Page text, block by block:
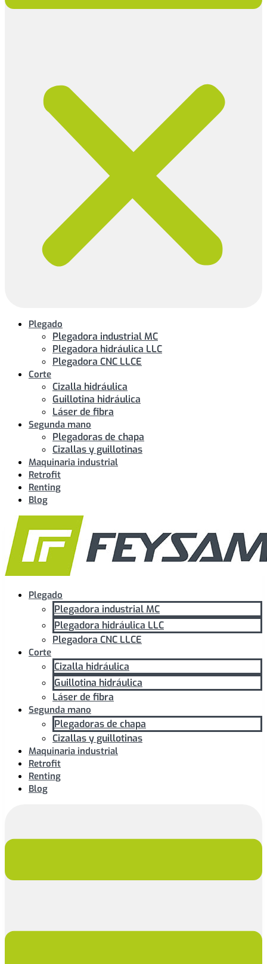
Plegado
Plegadora industrial MC
Plegadora hidráulica LLC
Plegadora CNC LLCE
Corte
Cizalla hidráulica
Guillotina hidráulica
Láser de fibra
Segunda mano
Plegadoras de chapa
Cizallas y guillotinas
Maquinaria industrial
Retrofit
Renting
Blog
Plegado
Plegadora industrial MC
Plegadora hidráulica LLC
Plegadora CNC LLCE
Corte
Cizalla hidráulica
Guillotina hidráulica
Láser de fibra
Segunda mano
Plegadoras de chapa
Cizallas y guillotinas
Maquinaria industrial
Retrofit
Renting
Blog